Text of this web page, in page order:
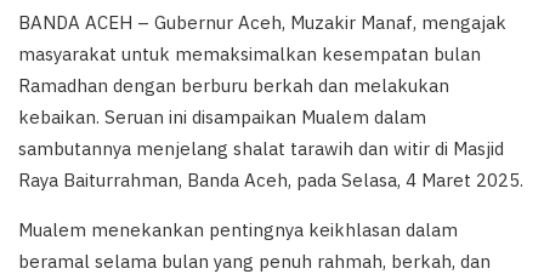
BANDA ACEH – Gubernur Aceh, Muzakir Manaf, mengajak
masyarakat untuk memaksimalkan kesempatan bulan
Ramadhan dengan berburu berkah dan melakukan
kebaikan. Seruan ini disampaikan Mualem dalam
sambutannya menjelang shalat tarawih dan witir di Masjid
Raya Baiturrahman, Banda Aceh, pada Selasa, 4 Maret 2025.
Mualem menekankan pentingnya keikhlasan dalam
beramal selama bulan yang penuh rahmah, berkah, dan